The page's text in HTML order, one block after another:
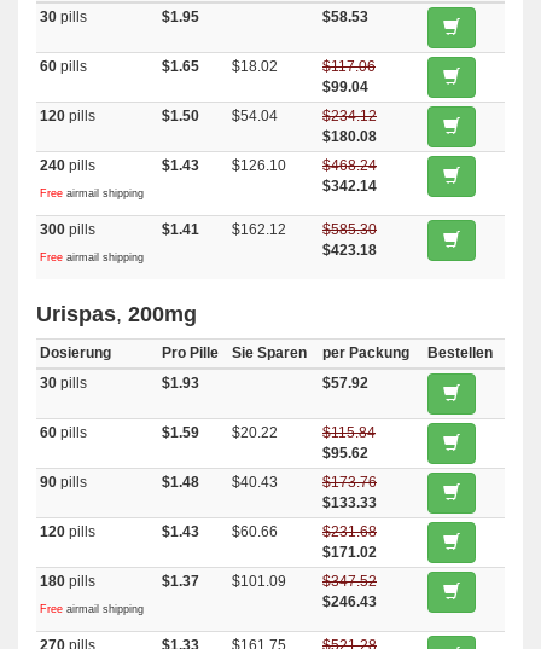
30 pills $1.95 $58.53
60 pills $1.65 $18.02
$117.06
$99.04
120 pills $1.50 $54.04
$234.12
$180.08
240 pills
Free airmail shipping
$1.43 $126.10
$468.24
$342.14
300 pills
Free airmail shipping
$1.41 $162.12
$585.30
$423.18
Urispas, 200mg
Dosierung Pro Pille Sie Sparen per Packung
Bestellen
30 pills $1.93 $57.92
60 pills $1.59 $20.22
$115.84
$95.62
90 pills $1.48 $40.43
$173.76
$133.33
120 pills $1.43 $60.66
$231.68
$171.02
180 pills
Free airmail shipping
$1.37 $101.09
$347.52
$246.43
270 pills $1.33 $161.75
$521.28